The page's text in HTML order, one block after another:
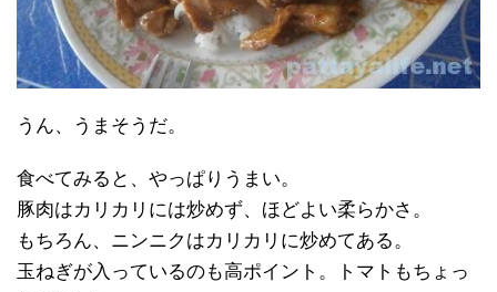
うん、うまそうだ。
食べてみると、やっぱりうまい。
豚肉はカリカリには炒めず、ほどよい柔らかさ。
もちろん、ニンニクはカリカリに炒めてある。
玉ねぎが入っているのも高ポイント。トマトもちょっ